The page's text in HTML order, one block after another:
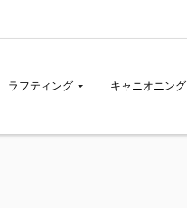
ラフティング キャニオニング